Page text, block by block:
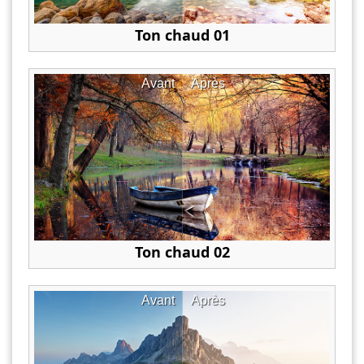
Ton chaud 01
Après
Avant
Ton chaud 02
Après
Avant